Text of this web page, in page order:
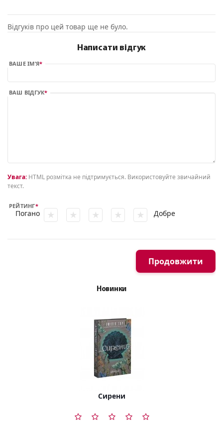
Відгуків про цей товар ще не було.
Написати відгук
ВАШЕ ІМ’Я
ВАШ ВІДГУК
Увага: HTML розмітка не підтримується. Використовуйте звичайний
текст.
РЕЙТИНГ
Погано Добре
Продовжити
Новинки
Сирени